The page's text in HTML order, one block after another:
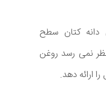
کتان سطح
نمی رسد روغن
ارائه دهد.